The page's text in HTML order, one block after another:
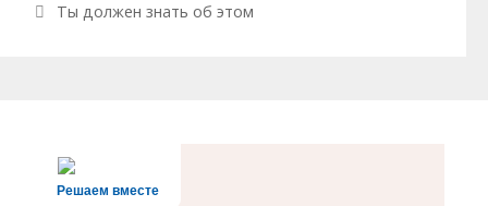
Ты должен знать об этом
Решаем вместе